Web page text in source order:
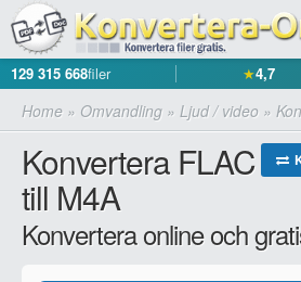
129 315 668filer ★4,7
Home » Omvandling » Ljud / video »
Konvertera FLAC
till M4A
Konvertera online och